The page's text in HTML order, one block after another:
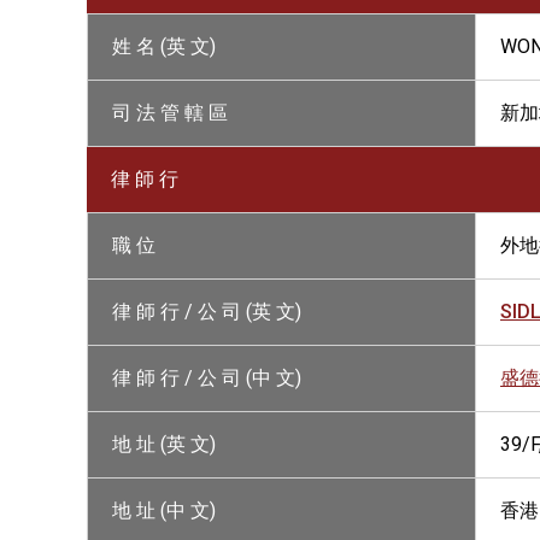
姓 名 (英 文)
司 法 管 轄 區 新
律 師 行
職 位 外
律 師 行 / 公 司 (英 文)
律 師 行 / 公 司 (中 文) 盛
地 址 (英 文) 39/
地 址 (中 文) 香